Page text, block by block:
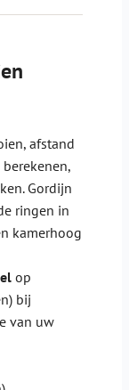
afstand
Gordijn
ringen in
kamerhoog
op
bij
van uw